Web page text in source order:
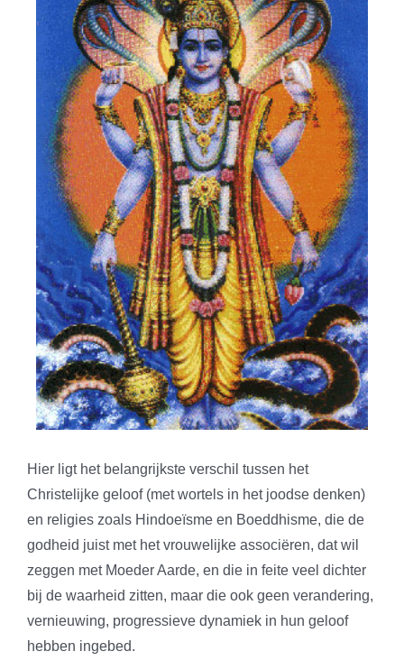
Hier ligt het belangrijkste verschil tussen het
Christelijke geloof (met wortels in het joodse denken)
en religies zoals Hindoeïsme en Boeddhisme, die de
godheid juist met het vrouwelijke associëren, dat wil
zeggen met Moeder Aarde, en die in feite veel dichter
bij de waarheid zitten, maar die ook geen verandering,
vernieuwing, progressieve dynamiek in hun geloof
hebben ingebed.